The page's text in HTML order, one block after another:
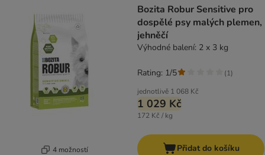
4 možností
Bozita Robur Sensitive pro
dospělé psy malých plemen,
jehněčí
Výhodné balení: 2 x 3 kg
jednotlivě 1 068 Kč
1 029 Kč
172 Kč / kg
Rating: 1/5 (1)
Přidat do košíku